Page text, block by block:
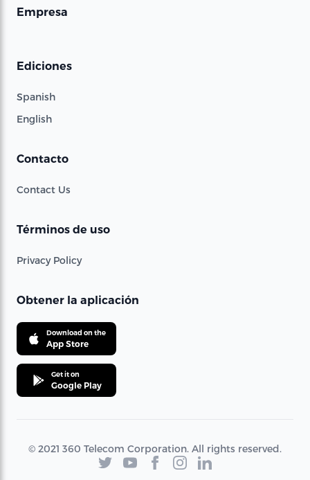
Empresa
Ediciones
Spanish
English
Contacto
Contact Us
Términos de uso
Privacy Policy
Obtener la aplicación
Download on the
App Store
Get it on
Google Play
© 2021 360 Telecom Corporation. All rights reserved.